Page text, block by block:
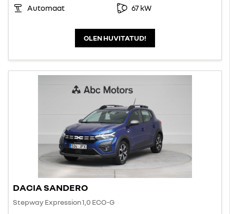
Automaat
67 kW
OLEN HUVITATUD!
DACIA SANDERO
Stepway Expression 1,0 ECO-G